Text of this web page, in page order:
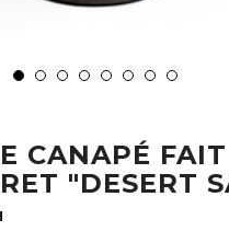
CANAPÉ FAIT
"DESERT